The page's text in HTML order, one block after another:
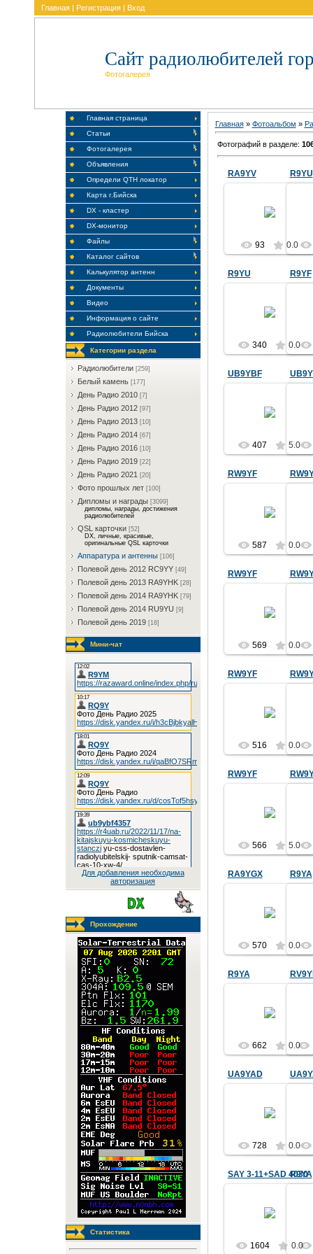
Главная | Регистрация | Вход
Сайт радиолюбителей
Фотогалерея
Главная страница
Статьи
Фотогалерея
Объявления
Определи QTH локатор
Карта г.Бийска
DX - кластер
DX-монитор
Файлы
Каталог сайтов
Калькулятор антенн
Документы
Видео
Информация о сайте
Радиолюбители Бийска
Категории раздела
Радиолюбители [259]
Белый камень [177]
День Радио 2010 [7]
День Радио 2012 [97]
День Радио 2013 [10]
День Радио 2014 [67]
День Радио 2016 [10]
День Радио 2019 [22]
День Радио 2021 [20]
Фото прошлых лет [100]
Дипломы и награды [3099]
дипломы, награды, достижения
радиолюбителей
QSL карточки [52]
DX, личные, красивые,
оригинальные QSL карточки
Аппаратура и антенны [106]
Полевой день 2012 RC9YY [49]
Полевой день 2013 RA9YHK [28]
Полевой день 2014 RA9YHK [79]
Полевой день 2014 RU9YU [9]
Полевой день 2019 [18]
Мини-чат
Для добавления необходима
авторизация
Прохождение
Статистика
Главная» Фотоальбом »
Фотографий в разделе:
RA9YV
Собрал еще один
аппарат
93
0.0
R9YU
R9YU
340 0.0
R9YF
UB9YBF
Иван Григорьевич
UB9YBF монтаж
RQ9Y
407 5.0
RW9YF
Зубов Валерий
Васильевич
антенны двойной
квадрат.
587 0.0
RW9YF
Зубов Валерий
Васильевич
антенны двойной
квадрат.
569 0.0
RW9YF
Зубов Валерий
Васильевич
антенны двойной
квадрат.
516 0.0
RW9YF
RW9YF Зубов
Валерий
"Председатель"
Установка и
антенны UT1MA
RQ9Y
566 5.0
RA9YGX
Саблин Сергей
Владимирович
RQ9Y
570 0.0
R9YA
R9YA
Стек 4х11H/V
662
0.0
UA9YAD
728 0.0
SAY 3-11+SAD 4030
Установка
антенны SAD 4030
у Чернова Валерия
Павловича
1604 0.0
R9YA